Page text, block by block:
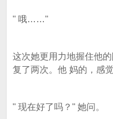
" 哦……"
这次她更用力地握住他
复了两次。他 妈的，感
" 现在好了吗？" 她问。